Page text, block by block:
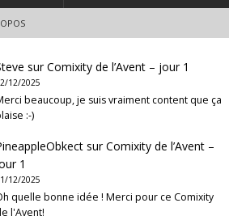
surComixity de l’Avent – jour 1
12/2025
beaucoup, je suis vraiment content que ça
:-)
surComixity de l’Avent –
1
12/2025
quelle bonne idée ! Merci pour ce Comixity
l'Avent!